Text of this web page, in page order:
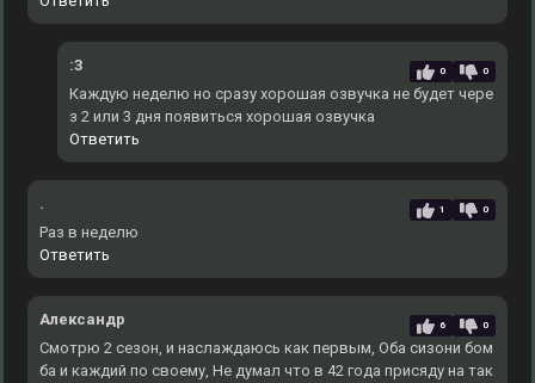
:3 0 0
Каждую неделю но сразу хорошая озвучка не будет чере
з 2 или 3 дня появиться хорошая озвучка
Ответить
. 1 0
Раз в неделю
Ответить
Александр 6 0
Смотрю 2 сезон, и наслаждаюсь как первым, Оба сизони бом
ба и каждий по своему, Не думал что в 42 года присяду на так